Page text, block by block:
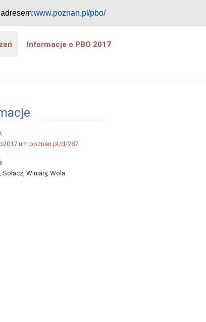
www.poznan.pl/pbo/
Informacje o PBO 2017
d/287
Sołacz, Winiary, Wola